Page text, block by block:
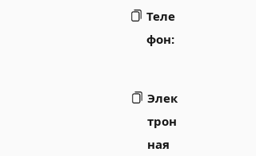
Теле
фон:
Элек
трон
ная